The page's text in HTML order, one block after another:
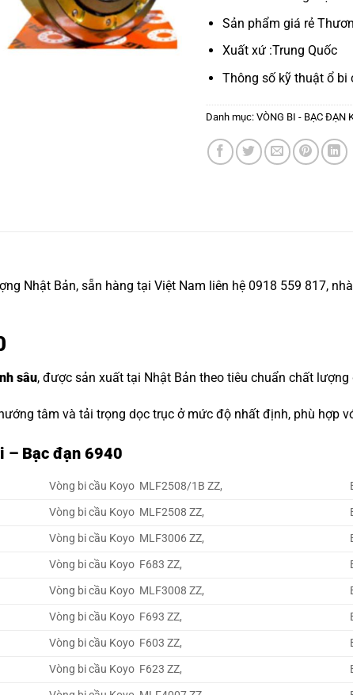
Sản phẩm giá rẻ
Xuất xứ :Trung Quốc
Thông số kỹ thuậtổ bi
Danh mục: VÒNG BI - BẠC ĐẠN
Nhật Bản, sẵn hàng tại Việt Nam liên hệ 0918 559 817,
sâu, được sản xuất tại Nhật Bản theo tiêu chuẩn chất lượng
tâm và tải trọng dọc trục ở mức độ nhất định, phù hợp
– Bạc đạn 6940
Vòng bi cầu Koyo MLF2508/1B ZZ,
Vòng bi cầu Koyo MLF2508 ZZ,
Vòng bi cầu Koyo MLF3006 ZZ,
Vòng bi cầu Koyo F683 ZZ,
Vòng bi cầu Koyo MLF3008 ZZ,
Vòng bi cầu Koyo F693 ZZ,
Vòng bi cầu Koyo F603 ZZ,
Vòng bi cầu Koyo F623 ZZ,